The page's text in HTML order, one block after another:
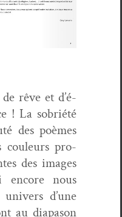
rêve et d’é­
! La sobriété
des poèmes
couleurs pro­
des images
nous
d’une
au dia­pa­son